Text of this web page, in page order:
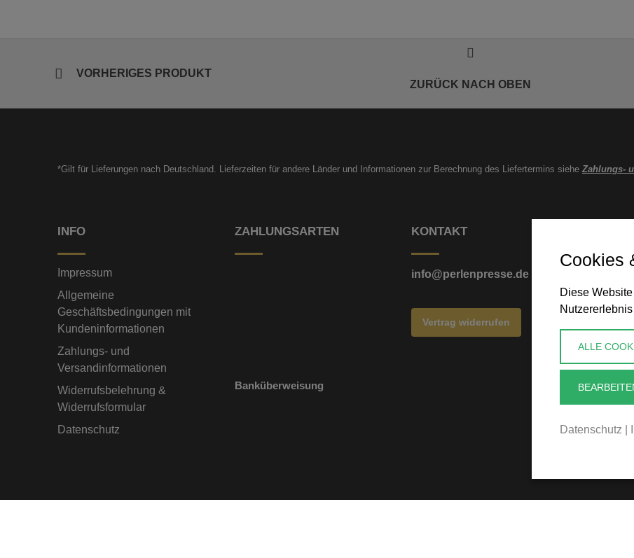
VORHERIGES PRODUKT
ZURÜCK NACH OBEN
*Gilt für Lieferungen nach Deutschland. Lieferzeiten für andere Länder und Informationen zur Berechnung des Liefertermins siehe Zahlungs-
INFO
Impressum
Allgemeine
Geschäftsbedingungen mit
Kundeninformationen
Zahlungs- und
Versandinformationen
Widerrufsbelehrung &
Widerrufsformular
Datenschutz
ZAHLUNGSARTEN
Banküberweisung
KONTAKT
info@perlenpresse.de
Vertrag widerrufen
Cookies
Diese
ALLE
Datenschutz